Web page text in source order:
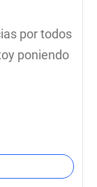
por todos
poniendo